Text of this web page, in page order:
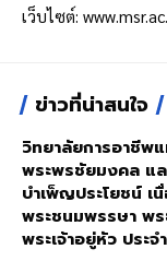
เว็บไซต์:
ข่าวที่น่าสนใจ
วิทยาลัยการอาชีพ
พระพรชัยมงคล แ
บำเพ็ญประโยชน์ เ
พระชนมพรรษา พร
พระเจ้าอยู่หัว ประ